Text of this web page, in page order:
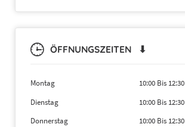
ÖFFNUNGSZEITEN ⬇
Montag 10:00 Bis 12:30
Dienstag
10:00 Bis 12:30
Donnerstag
10:00 Bis 12:30